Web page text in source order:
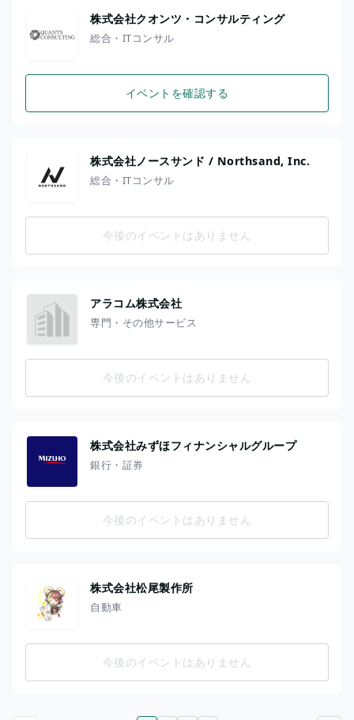
株式会社クオンツ・コンサルティング
総合・ITコンサル
イベントを確認する
株式会社ノースサンド / Northsand, Inc.
総合・ITコンサル
今後のイベントはありません
アラコム株式会社
専門・その他サービス
今後のイベントはありません
株式会社みずほフィナンシャルグループ
銀行・証券
今後のイベントはありません
株式会社松尾製作所
自動車
今後のイベントはありません